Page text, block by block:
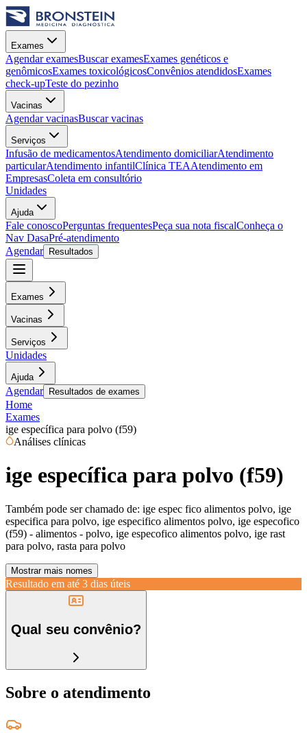
Exames
Agendar examesBuscar examesExames genéticos e
genômicosExames toxicológicosConvênios atendidosExames
check-upTeste do pezinho
Vacinas
Agendar vacinasBuscar vacinas
Serviços
Infusão de medicamentosAtendimento domiciliarAtendimento
particularAtendimento infantilClínica TEAAtendimento em
EmpresasColeta em consultório
Unidades
Ajuda
Fale conoscoPerguntas frequentesPeça sua nota fiscalConheça o
Nav DasaPré-atendimento
Agendar
Resultados
Exames
Vacinas
Serviços
Unidades
Ajuda
Agendar Resultados de exames
Home
Exames
ige específica para polvo (f59)
Análises clínicas
ige específica para polvo (f59)
Também pode ser chamado de: ige espec fico alimentos polvo, ige
especifica para polvo, ige especifico alimentos polvo, ige especofico
(f59) - alimentos - polvo, ige especofico alimentos polvo, ige rast
para polvo, rasta para polvo
Mostrar mais nomes
Resultado em até 3 dias úteis
Qual seu convênio?
Sobre o atendimento